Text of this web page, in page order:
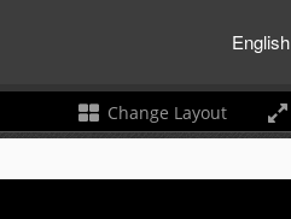
English
Change Layout